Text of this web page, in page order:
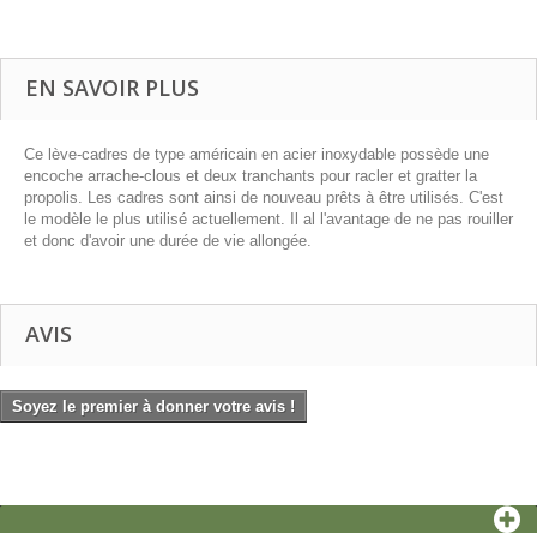
EN SAVOIR PLUS
Ce lève-cadres de type américain en acier inoxydable possède une
encoche arrache-clous et deux tranchants pour racler et gratter la
propolis. Les cadres sont ainsi de nouveau prêts à être utilisés. C'est
le modèle le plus utilisé actuellement. Il al l'avantage de ne pas rouiller
et donc d'avoir une durée de vie allongée.
AVIS
Soyez le premier à donner votre avis !